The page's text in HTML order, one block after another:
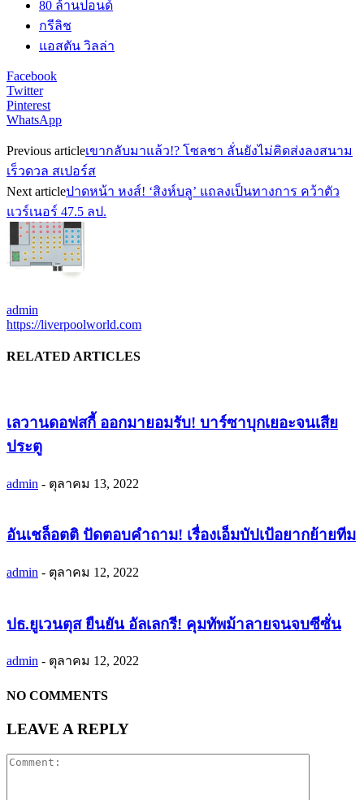
80 ล้านปอนด์
กรีลิช
แอสตัน วิลล่า
Facebook
Twitter
Pinterest
WhatsApp
Previous articleเขากลับมาแล้ว!? โซลชา ลั่นยังไม่คิดส่งลงสนาม
เร็วดวล สเปอร์ส
Next articleปาดหน้า หงส์! ‘สิงห์บลู’ แถลงเป็นทางการ คว้าตัว
แวร์เนอร์ 47.5 ลป.
admin
https://liverpoolworld.com
RELATED ARTICLES
เลวานดอฟสกี้ ออกมายอมรับ! บาร์ซาบุกเยอะจนเสีย
ประตู
admin - ตุลาคม 13, 2022
อันเชล็อตติ ปัดตอบคำถาม! เรื่องเอ็มบัปเป้อยากย้ายทีม
admin - ตุลาคม 12, 2022
ปธ.ยูเวนตุส ยืนยัน อัลเลกรี! คุมทัพม้าลายจนจบซีซั่น
admin - ตุลาคม 12, 2022
NO COMMENTS
LEAVE A REPLY